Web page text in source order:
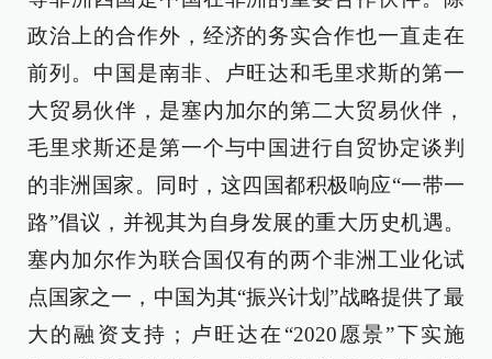
政治上的合作外，经济的务实合作也一直走在
前列。中国是南非、卢旺达和毛里求斯的第一
大贸易伙伴，是塞内加尔的第二大贸易伙伴，
毛里求斯还是第一个与中国进行自贸协定谈判
的非洲国家。同时，这四国都积极响应“一带一
路”倡议，并视其为自身发展的重大历史机遇。
塞内加尔作为联合国仅有的两个非洲工业化试
点国家之一，中国为其“振兴计划”战略提供了最
大的融资支持；卢旺达在“2020愿景”下实施